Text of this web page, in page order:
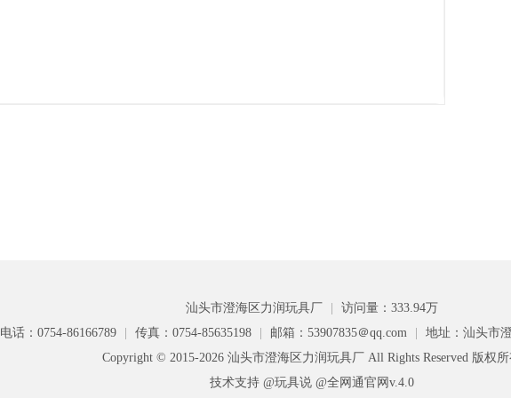
汕头市澄海区力润玩具厂
访问量：333.94万
电话：0754-86166789
传真：0754-85635198 邮箱：53907835＠qq.com
地址：汕头市
Copyright © 2015-2026 汕头市澄海区力润玩具厂 All Rights Reserved 版权
技术支持 @玩具说 @全网通官网v.4.0